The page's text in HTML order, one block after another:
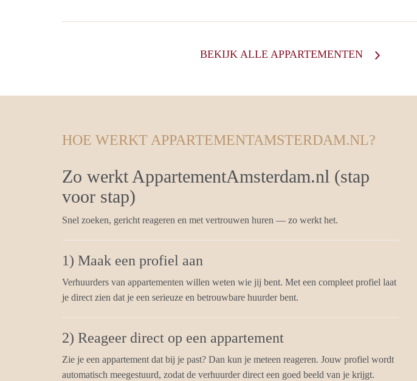
BEKIJK ALLE APPARTEMENTEN
HOE WERKT APPARTEMENTAMSTERDAM.NL?
Zo werkt AppartementAmsterdam.nl (stap
voor stap)
Snel zoeken, gericht reageren en met vertrouwen huren — zo werkt het.
1) Maak een profiel aan
Verhuurders van appartementen willen weten wie jij bent. Met een compleet profiel laat
je direct zien dat je een serieuze en betrouwbare huurder bent.
2) Reageer direct op een appartement
Zie je een appartement dat bij je past? Dan kun je meteen reageren. Jouw profiel wordt
automatisch meegestuurd, zodat de verhuurder direct een goed beeld van je krijgt.